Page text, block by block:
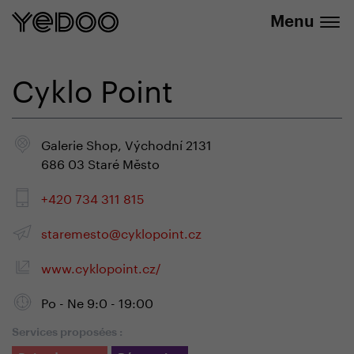
Menu
Cyklo Point
Galerie Shop, Východní 2131
686 03 Staré Město
+420 734 311 815
staremesto@cyklopoint.cz
www.cyklopoint.cz/
Po - Ne 9:0 - 19:00
Services proposées :